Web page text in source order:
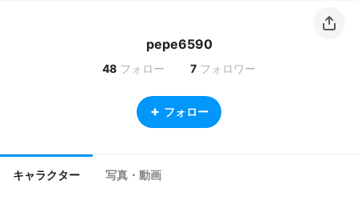
pepe6590
48 フォロー 7 フォロワー
フォロー
キャラクター 写真・動画